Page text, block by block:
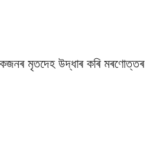
মৃতদেহ উদ্ধাৰ কৰি মৰণোত্তৰ